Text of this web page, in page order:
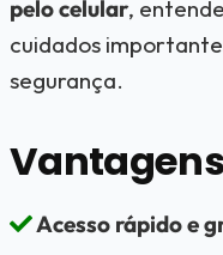
pelo celular,
cuidados
segurança.
Acesso rápido e